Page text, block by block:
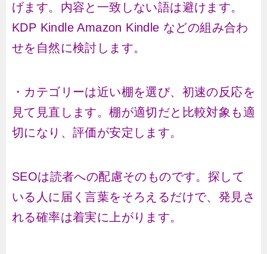
げます。内容と一致しない語は避けます。
KDP Kindle Amazon Kindle などの組み合わ
せを自然に検討します。
・カテゴリーは近い棚を選び、初速の反応を
見て見直します。棚が適切だと比較対象も適
切になり、評価が安定します。
SEOは読者への配慮そのものです。探して
いる人に届く言葉をそろえるだけで、発見さ
れる確率は着実に上がります。